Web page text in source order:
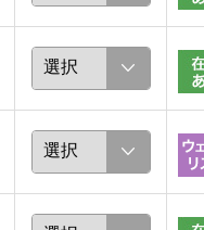
chaki